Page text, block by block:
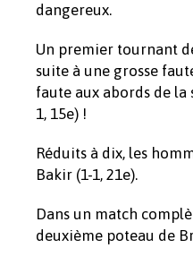
dangereux.
Un premier tournant
suite à une grosse
faute aux abords de
1, 15e) !
Réduits à dix, les
Bakir (1-1, 21e).
Dans un match
deuxième poteau de